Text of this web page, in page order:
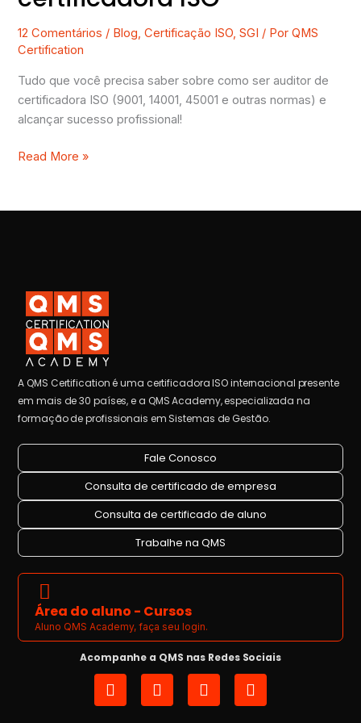
12 Comentários / Blog,Certificação ISO,SGI / PorQMS
Certification
Tudo que você precisa saber sobre como ser auditor de
certificadora ISO (9001, 14001, 45001 e outras normas) e
alcançar sucesso profissional!
Read More »
A QMS Certification é uma certificadora ISO internacional presente
em mais de 30 países, e a QMS Academy, especializada na
formação de profissionais em Sistemas de Gestão.
Fale Conosco
Consulta de certificado de empresa
Consulta de certificado de aluno
Trabalhe na QMS
Área do aluno - Cursos
Aluno QMS Academy, faça seu login.
Acompanhe a QMS nas Redes Sociais
I
n
L
i
Y
o
F
a